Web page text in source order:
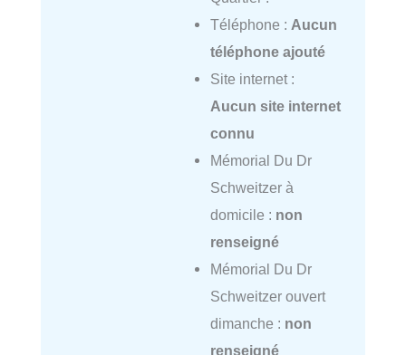
Téléphone : Aucun
téléphone ajouté
Site internet :
Aucun site internet
connu
Mémorial Du Dr
Schweitzer à
domicile : non
renseigné
Mémorial Du Dr
Schweitzer ouvert
dimanche : non
renseigné